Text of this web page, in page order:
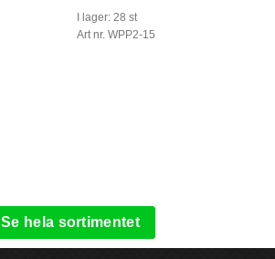
I lager: 28 st
Art nr. WPP2-15
Se hela sortimentet